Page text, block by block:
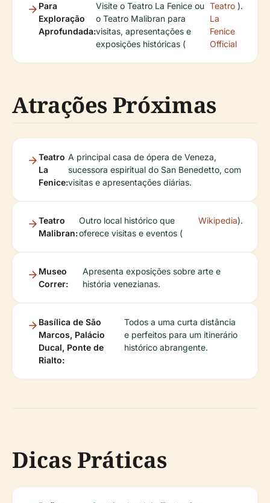
Para
Exploração
Aprofundada:
Visite o Teatro La Fenice ou
o Teatro Malibran para
visitas, apresentações e
exposições históricas (
Teatro
La
Fenice
Official
).
Atrações Próximas
Teatro
La
Fenice:
A principal casa de ópera de Veneza,
sucessora espiritual do San Benedetto, com
visitas e apresentações diárias.
Teatro
Malibran:
Outro local histórico que
oferece visitas e eventos (
Wikipedia).
Museo
Correr:
Apresenta exposições sobre arte e
história venezianas.
Basílica de São
Marcos, Palácio
Ducal, Ponte de
Rialto:
Todos a uma curta distância
e perfeitos para um itinerário
histórico abrangente.
Dicas Práticas